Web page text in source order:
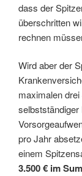
dass der
überschritten
rechnen
Wird aber der
maximalen
pro Jahr
einem
3.500 € im